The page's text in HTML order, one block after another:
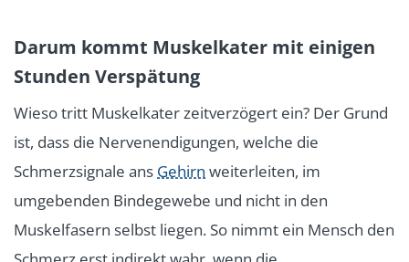
Darum kommt Muskelkater mit einigen
Stunden Verspätung
Wieso tritt Muskelkater zeitverzögert ein? Der Grund
ist, dass die Nervenendigungen, welche die
Schmerzsignale ans Gehirn weiterleiten, im
umgebenden Bindegewebe und nicht in den
Muskelfasern selbst liegen. So nimmt ein Mensch den